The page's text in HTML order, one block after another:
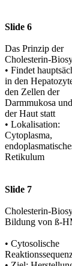
Slide 6
Das Prinzip der
Cholesterin-
• Findet
in den
den Zellen der
Darmmukosa
der Haut statt
• Lokalisation:
Cytoplasma,
Retikulum
Slide 7
Cholesterin-
Bildung von ß-
• Cytosolische